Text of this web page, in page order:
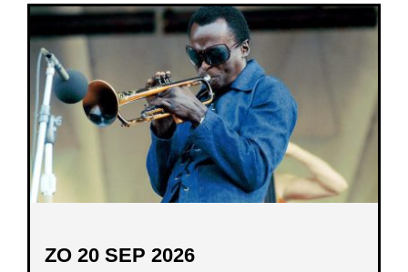
NIEUW
VENSTER
ZO 20 SEP 2026